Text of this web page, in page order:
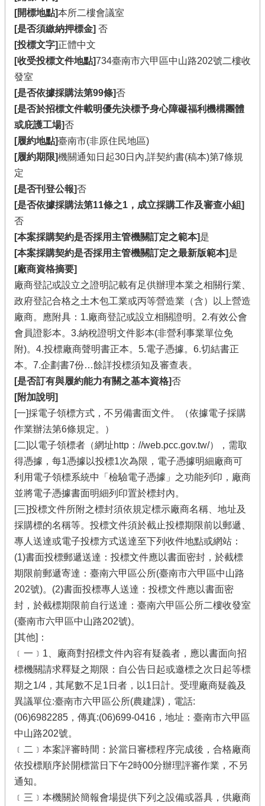
[開標地點]本所二樓會議室
[是否須繳納押標金] 否
[投標文字]正體中文
[收受投標文件地點]734臺南市六甲區中山路202號二樓收
發室
[是否依據採購法第99條]否
[是否於招標文件載明優先決標予身心障礙福利機構團體
或庇護工場]否
[履約地點]臺南市(非原住民地區)
[履約期限]機關通知日起30日內,詳契約書(稿本)第7條規
定
[是否刊登公報]否
[是否依據採購法第11條之1，成立採購工作及審查小組]
否
[本案採購契約是否採用主管機關訂定之範本]是
[本案採購契約是否採用主管機關訂定之最新版範本]是
[廠商資格摘要]
廠商登記或設立之證明記載有足供辦理本業之相關行業、
政府登記合格之土木包工業或丙等營造業（含）以上營造
廠商。應附具：1.廠商登記或設立相關證明。2.有效公會
會員證影本。3.納稅證明文件影本(非營利事業單位免
附)。4.投標廠商聲明書正本。5.電子憑據。6.切結書正
本。7.企劃書7份…餘詳投標須知及審查表。
[是否訂有與履約能力有關之基本資格]否
[附加說明]
[一]採電子領標方式，不另備書面文件。（依據電子採購
作業辦法第6條規定。）
[二]以電子領標者（網址http：//web.pcc.gov.tw/），需取
得憑據，每1憑據以投標1次為限，電子憑據明細廠商可
利用電子領標系統中「檢驗電子憑據」之功能列印，廠商
並將電子憑據書面明細列印置於標封內。
[三]投標文件所附之標封須依規定標示廠商名稱、地址及
採購標的名稱等。投標文件須於截止投標期限前以郵遞、
專人送達或電子投標方式送達至下列收件地點或網站：
(1)書面投標郵遞送達：投標文件應以書面密封，於截標
期限前郵遞寄達：臺南六甲區公所(臺南市六甲區中山路
202號)。(2)書面投標專人送達：投標文件應以書面密
封，於截標期限前自行送達：臺南六甲區公所二樓收發室
(臺南市六甲區中山路202號)。
[其他]：
﹝一﹞1、廠商對招標文件內容有疑義者，應以書面向招
標機關請求釋疑之期限：自公告日起或邀標之次日起等標
期之1/4，其尾數不足1日者，以1日計。受理廠商疑義及
異議單位:臺南市六甲區公所(農建課)，電話:
(06)6982285，傳真:(06)699-0416，地址：臺南市六甲區
中山路202號。
﹝二﹞本案評審時間：於當日審標程序完成後，合格廠商
依投標順序於開標當日下午2時00分辦理評審作業，不另
通知。
﹝三﹞本機關於簡報會場提供下列之設備或器具，供廠商